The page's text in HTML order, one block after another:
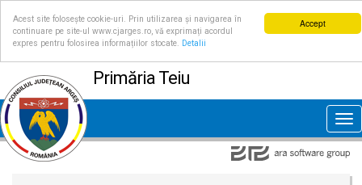
Accept
Acest site folosește cookie-uri. Prin utilizarea și navigarea în
continuare pe site-ul www.cjarges.ro, vă exprimați acordul
expres pentru folosirea informațiilor stocate.
Detalii
Primăria Teiu